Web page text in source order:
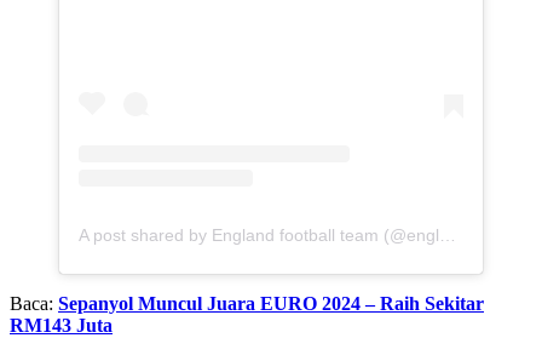
A post shared by England football team (@england)
Baca: Sepanyol Muncul Juara EURO 2024 – Raih Sekitar
RM143 Juta